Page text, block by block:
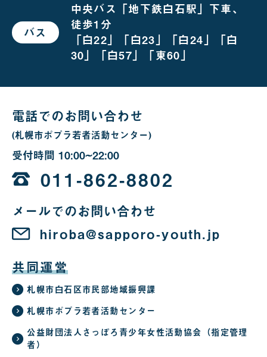
場
合
バス で
お
場
中央バス「地下鉄白石駅」下車、
徒歩1分
「白22」「白23」「白24」「白
30」「白57」「東60」
電話でのお問い合わせ
(札幌市ポプラ若者活動センター)
受付時間 10:00~22:00
時
か
ら
22
011-862-8802
メールでのお問い合わせ
hiroba@sapporo-youth.jp
共同運営
札幌市白石区市民部地域振興課
札幌市ポプラ若者活動センター
公益財団法人さっぽろ青少年女性活動協会（指定管理
者）